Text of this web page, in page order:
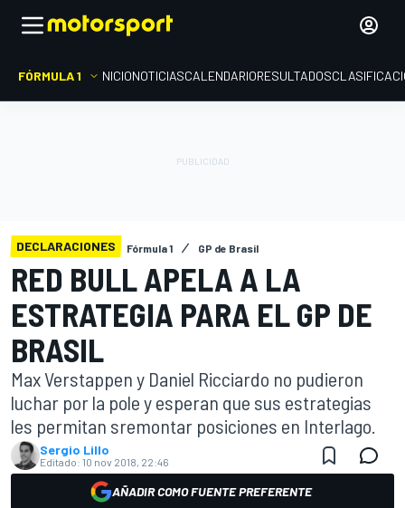
FÓRMULA 1 INICIONOTICIASCALENDARIORESULTADOS
DECLARACIONES Fórmula 1 GP de Brasil
RED BULL APELA A LA
ESTRATEGIA PARA EL GP DE
BRASIL
Max Verstappen y Daniel Ricciardo no pudieron
luchar por la pole y esperan que sus estrategias
les permitan sremontar posiciones en Interlago.
Sergio Lillo
Editado: 10 nov 2018, 22:46
AÑADIR COMO FUENTE PREFERENTE